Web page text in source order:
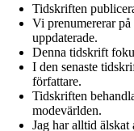
Tidskriften
Vi prenumererar
uppdaterade.
Denna tidskrift
I den senaste
författare.
Tidskriften
modevärlden.
Jag har alltid